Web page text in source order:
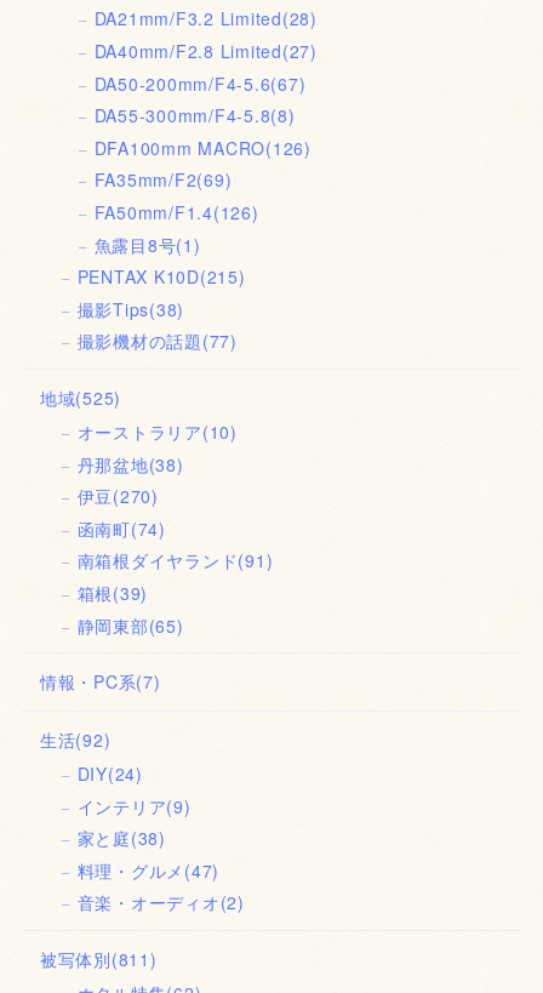
DA21mm/F3.2 Limited(28)
DA40mm/F2.8 Limited(27)
DA50-200mm/F4-5.6(67)
DA55-300mm/F4-5.8(8)
DFA100mm MACRO(126)
FA35mm/F2(69)
FA50mm/F1.4(126)
魚露目8号(1)
PENTAX K10D(215)
撮影Tips(38)
撮影機材の話題(77)
地域(525)
オーストラリア(10)
丹那盆地(38)
伊豆(270)
函南町(74)
南箱根ダイヤランド(91)
箱根(39)
静岡東部(65)
情報・PC系(7)
生活(92)
DIY(24)
インテリア(9)
家と庭(38)
料理・グルメ (47)
音楽・オーディオ(2)
被写体別(811)